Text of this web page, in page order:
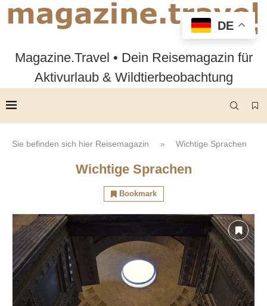
Magazine.Travel • Dein Reisemagazin für
Aktivurlaub & Wildtierbeobachtung
Sie befinden sich hier Reisemagazin » Wichtige Sprachen
Wichtige Sprachen
Bookmark
DE